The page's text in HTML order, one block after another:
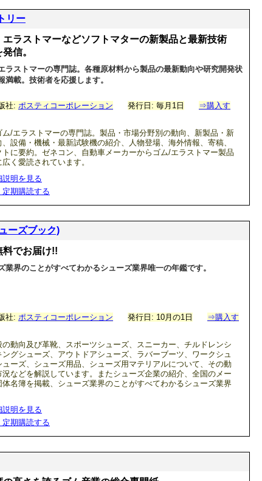
リー
エラストマーなどソフトマターの新製品と最新技術
信。
ラストマーの専門誌。各種原材料から製品の最新動向や研究開発状
満載。技術者を応援します。
社: ポスティコーポレーション 発行日: 毎月1日
⇒購入す
/エラストマーの専門誌。製品・市場分野別の動向、新製品・新
設備・機械・最新試験機の紹介、人物登場、海外情報、寄稿、
に要約。ゼネコン、自動車メーカーからゴム/エラストマー製品
く愛読されています。
明を見る
期購読する
ーズブック)
料でお届け!!
業界のことがすべてわかるシューズ業界唯一の年鑑です。
社: ポスティコーポレーション 発行日: 10月の1日
⇒購入す
動向及び革靴、スポーツシューズ、スニーカー、チルドレンシ
グシューズ、アウトドアシューズ、ラバーブーツ、ワークシュ
ューズ、シューズ用品、シューズ用マテリアルについて、その動
などを解説しています。またシューズ企業の紹介、全国のメー
名簿を掲載、シューズ業界のことがすべてわかるシューズ業界
明を見る
期購読する